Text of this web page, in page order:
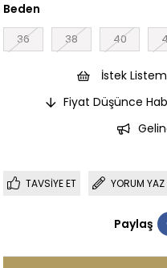
Beden
36 38 40
İstek
Fiyat Düşünce
TAVSIYE ET YORUM YAZ
Paylaş